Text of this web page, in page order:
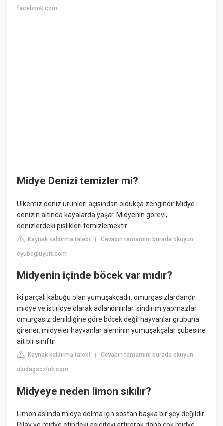
facebook.com
Midye Denizi temizler mi?
Ülkemiz deniz ürünleri açısından oldukça zengindir.Midye
denizin altında kayalarda yaşar. Midyenin görevi,
denizlerdeki pislikleri temizlemektir.
Kaynak kaldırma talebi |Cevabın tamamını burada okuyun:
eyubogluyurt.com
Midyenin içinde böcek var mıdır?
iki parçalı kabuğu olan yumuşakçadır. omurgasızlardandır.
midye ve istiridye olarak adlandırılırlar. sindirim yapmazlar.
omurgasız denildiğine göre böcek değil hayvanlar grubuna
girerler. midyeler hayvanlar aleminin yumuşakçalar şubesine
ait bir sınıftır.
Kaynak kaldırma talebi |Cevabın tamamını burada okuyun:
uludagsozluk.com
Midyeye neden limon sıkılır?
Limon aslında midye dolma için sostan başka bir şey değildir.